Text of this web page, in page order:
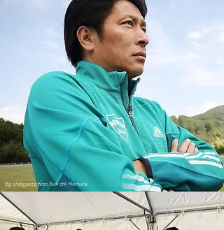
©golfdigest photo Seiichi Nomura